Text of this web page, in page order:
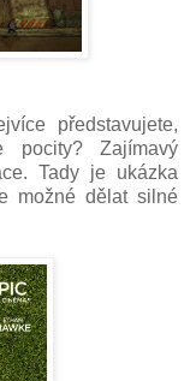
představujete,
pocity? Zajímavý
Tady je ukázka
možné dělat silné